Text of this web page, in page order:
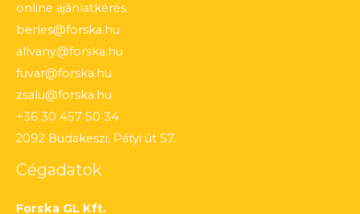
online ajánlatkérés
berles@forska.hu
allvany@forska.hu
fuvar@forska.hu
zsalu@forska.hu
+36 30 457 50 34
2092 Budakeszi, Pátyi út 57.
Cégadatok
Forska GL Kft.